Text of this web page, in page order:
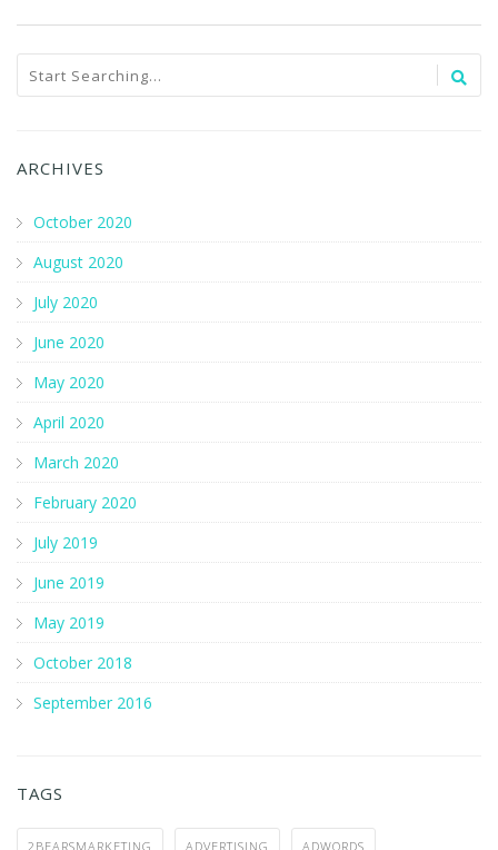
ARCHIVES
October 2020
August 2020
July 2020
June 2020
May 2020
April 2020
March 2020
February 2020
July 2019
June 2019
May 2019
October 2018
September 2016
TAGS
2BEARSMARKETING ADVERTISING ADWORDS